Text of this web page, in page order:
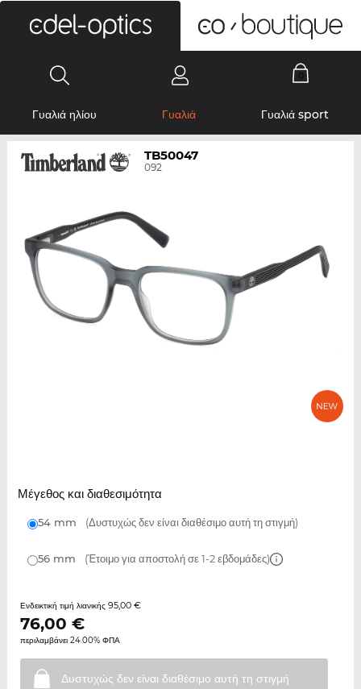
Γυαλιά ηλίου Γυαλιά Γυαλιά sport
TB50047
092
Μέγεθος και διαθεσιμότητα
54 mm (Δυστυχώς δεν είναι διαθέσιμο αυτή τη στιγμή)
56 mm (Έτοιμο για αποστολή σε 1-2 εβδομάδες)
Ενδεικτική τιμή λιανικής 95,00 €
76,00 €
περιλαμβάνει 24.00% ΦΠΑ
Δυστυχώς δεν είναι διαθέσιμο αυτή τη στιγμή